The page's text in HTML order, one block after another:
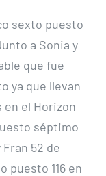
sexto puesto
a Sonia y
que fue
ya que llevan
el Horizon
séptimo
52 de
puesto 116 en